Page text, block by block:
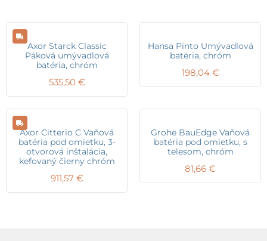
Axor Starck Classic
Páková umývadlová
batéria, chróm
535,50 €
Hansa Pinto Umývadlová
batéria, chróm
198,04 €
Axor Citterio C Vaňová
batéria pod omietku, 3-
otvorová inštalácia,
kefovaný čierny chróm
911,57 €
Grohe BauEdge Vaňová
batéria pod omietku, s
telesom, chróm
81,66 €